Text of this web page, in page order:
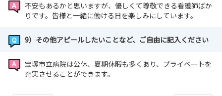
不安もあるかと思いますが、優しくて尊敬できる看護師ばか
りです。皆様と一緒に働ける日を楽しみにしています。
9）その他アピールしたいことなど、ご自由に記入ください
宝塚市立病院は公休、夏期休暇も多くあり、プライベートを
充実させることができます。